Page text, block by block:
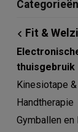
Categorieën
Fit &
thuisgebruik
Kinesiotape
Handtherapie
Gymballen